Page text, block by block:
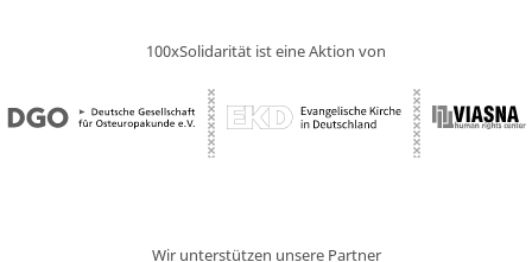
100xSolidarität ist eine Aktion von
Wir unterstützen unsere Partner